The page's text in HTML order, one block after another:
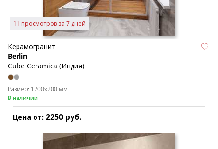
11 просмотров за 7 дней
Керамогранит
Berlin
Cube Ceramica (Индия)
Размер: 1200x200 мм
В наличии
Цена от: 2250 руб.